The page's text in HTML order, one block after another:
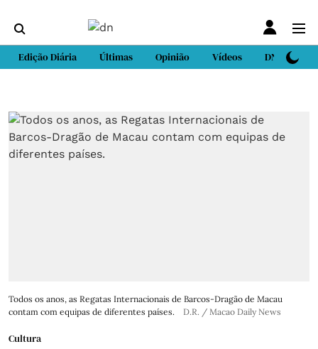
Edição Diária Últimas Opinião Vídeos DN Sport
Todos os anos, as Regatas Internacionais de Barcos-Dragão de Macau
contam com equipas de diferentes países.
D.R. / Macao Daily News
Cultura